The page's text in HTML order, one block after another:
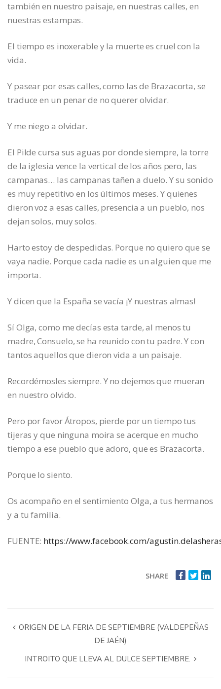
también en nuestro paisaje, en nuestras calles, en
nuestras estampas.
El tiempo es inoxerable y la muerte es cruel con la
vida.
Y pasear por esas calles, como las de Brazacorta, se
traduce en un penar de no querer olvidar.
Y me niego a olvidar.
El Pilde cursa sus aguas por donde siempre, la torre
de la iglesia vence la vertical de los años pero, las
campanas… las campanas tañen a duelo. Y su sonido
es muy repetitivo en los últimos meses. Y quienes
dieron voz a esas calles, presencia a un pueblo, nos
dejan solos, muy solos.
Harto estoy de despedidas. Porque no quiero que se
vaya nadie. Porque cada nadie es un alguien que me
importa.
Y dicen que la España se vacía ¡Y nuestras almas!
Sí Olga, como me decías esta tarde, al menos tu
madre, Consuelo, se ha reunido con tu padre. Y con
tantos aquellos que dieron vida a un paisaje.
Recordémosles siempre. Y no dejemos que mueran
en nuestro olvido.
Pero por favor Átropos, pierde por un tiempo tus
tijeras y que ninguna moira se acerque en mucho
tiempo a ese pueblo que adoro, que es Brazacorta.
Porque lo siento.
Os acompaño en el sentimiento Olga, a tus hermanos
y a tu familia.
FUENTE: https://www.facebook.com/
SHARE
ORIGEN DE LA FERIA DE SEPTIEMBRE (VALDEPEÑAS
DE JAÉN)
INTROITO QUE LLEVA AL DULCE SEPTIEMBRE.